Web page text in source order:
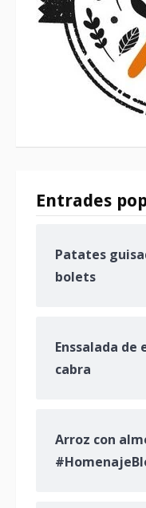
Entrades
Patates
bolets
Enssalada de
cabra
Arroz con